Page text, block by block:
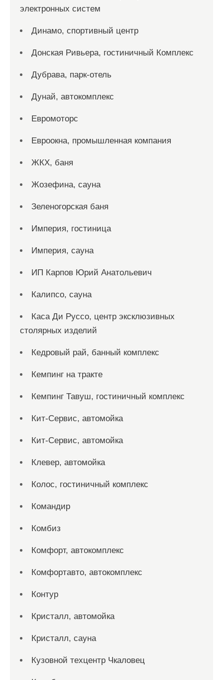
электронных систем
Динамо, спортивный центр
Донская Ривьера, гостиничный Комплекс
Дубрава, парк-отель
Дунай, автокомплекс
Евромоторс
Евроокна, промышленная компания
ЖКХ, баня
Жозефина, сауна
Зеленогорская баня
Империя, гостиница
Империя, сауна
ИП Карпов Юрий Анатольевич
Калипсо, сауна
Каса Ди Руссо, центр эксклюзивных
столярных изделий
Кедровый рай, банный комплекс
Кемпинг на тракте
Кемпинг Тавуш, гостиничный комплекс
Кит-Сервис, автомойка
Кит-Сервис, автомойка
Клевер, автомойка
Колос, гостиничный комплекс
Командир
Комбиз
Комфорт, автокомплекс
Комфортавто, автокомплекс
Контур
Кристалл, автомойка
Кристалл, сауна
Кузовной техцентр Чкаловец